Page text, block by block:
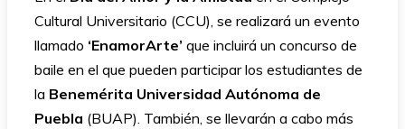
Cultural Universitario (CCU), se realizará un evento
llamado ‘EnamorArte’ que incluirá un concurso de
baile en el que pueden participar los estudiantes de
la Benemérita Universidad Autónoma de
Puebla (BUAP). También, se llevarán a cabo más